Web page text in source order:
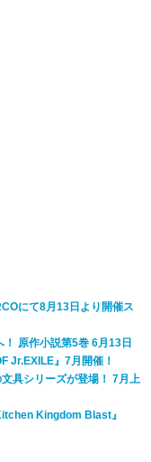
にて8月13日より開催ス
！ 原作小説第5巻 6月13日
Jr.EXILE』7月開催！
具シリーズが登場！ 7月上
Kingdom Blast』